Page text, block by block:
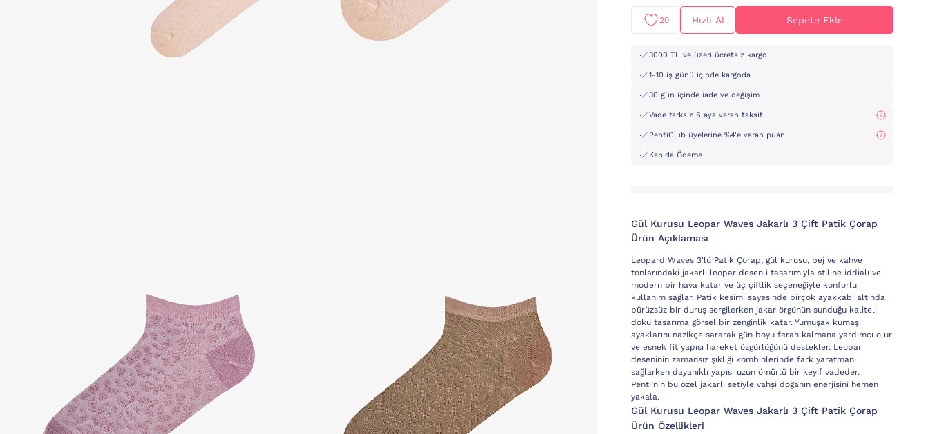
20 Hızlı Al Sepete Ekle
3000 TL ve üzeri ücretsiz kargo
1-10 iş günü içinde kargoda
30 gün içinde iade ve değişim
Vade farksız 6 aya varan taksit
PentiClub üyelerine %4'e varan puan
Kapıda Ödeme
Gül Kurusu Leopar Waves Jakarlı 3 Çift Patik Çorap
Ürün Açıklaması
Leopard Waves 3'lü Patik Çorap, gül kurusu, bej ve kahve
tonlarındaki jakarlı leopar desenli tasarımıyla stiline iddialı ve
modern bir hava katar ve üç çiftlik seçeneğiyle konforlu
kullanım sağlar. Patik kesimi sayesinde birçok ayakkabı altında
pürüzsüz bir duruş sergilerken jakar örgünün sunduğu kaliteli
doku tasarıma görsel bir zenginlik katar. Yumuşak kumaşı
ayaklarını nazikçe sararak gün boyu ferah kalmana yardımcı olur
ve esnek fit yapısı hareket özgürlüğünü destekler. Leopar
deseninin zamansız şıklığı kombinlerinde fark yaratmanı
sağlarken dayanıklı yapısı uzun ömürlü bir keyif vadeder.
Penti’nin bu özel jakarlı setiyle vahşi doğanın enerjisini hemen
yakala.
Gül Kurusu Leopar Waves Jakarlı 3 Çift Patik Çorap
Ürün Özellikleri